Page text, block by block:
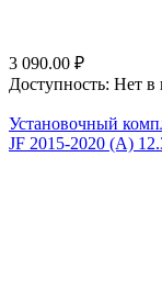
3 090.00 ₽
Доступность: Нет в
Установочный
JF 2015-2020 (A)